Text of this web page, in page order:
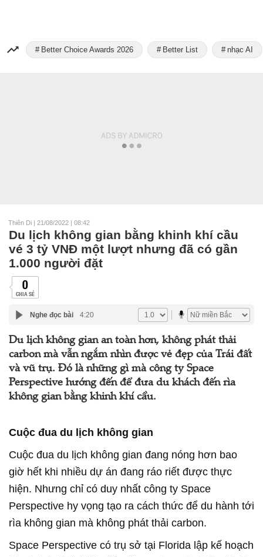
Better Choice Awards 2026 Better List nhạc AI
Thiên Di | 21/08/2022 | 08:42
Du lịch không gian bằng khinh khí cầu
vé 3 tỷ VNĐ một lượt nhưng đã có gần
1.000 người đặt
0
CHIA SẺ
Nghe đọc bài 4:20
Du lịch không gian an toàn hơn, không phát thải
carbon mà vẫn ngắm nhìn được vẻ đẹp của Trái đất
và vũ trụ. Đó là những gì mà công ty Space
Perspective hướng đến để đưa du khách đến rìa
không gian bằng khinh khí cầu.
Cuộc đua du lịch không gian
Cuộc đua du lịch không gian đang nóng hơn bao
giờ hết khi nhiều dự án đang ráo riết được thực
hiện. Nhưng chỉ có duy nhất công ty Space
Perspective hy vọng tạo ra cách thức để du hành tới
rìa không gian mà không phát thải carbon.
Space Perspective có trụ sở tại Florida lập kế hoạch